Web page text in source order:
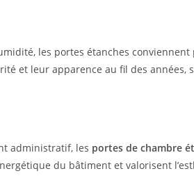
les portes étanches
et leur apparence au fil des années,
administratif, les portes de chambre
du bâtiment et valorisent